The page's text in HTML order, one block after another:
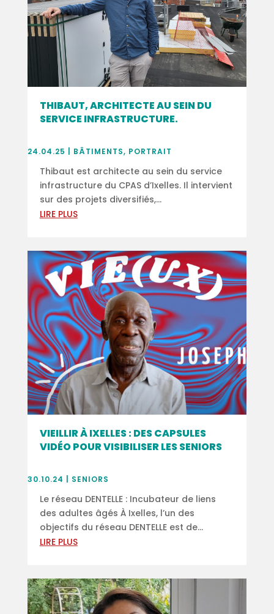
THIBAUT, ARCHITECTE AU SEIN DU
SERVICE INFRASTRUCTURE.
24.04.25 BÂTIMENTS, PORTRAIT
Thibaut est architecte au sein du service
infrastructure du CPAS d’Ixelles. Il intervient
sur des projets diversifiés,...
LIRE PLUS
VIEILLIR À IXELLES : DES CAPSULES
VIDÉO POUR VISIBILISER LES SENIORS
30.10.24 SENIORS
Le réseau DENTELLE : Incubateur de liens
des adultes âgés À Ixelles, l’un des
objectifs du réseau DENTELLE est de...
LIRE PLUS